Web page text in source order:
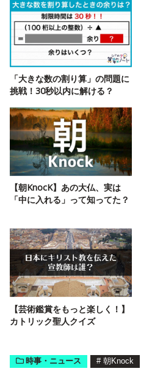
「大きな数の割り算」の問題に
挑戦！30秒以内に解ける？
【朝KnocK】あの大仏、実は
「中に入れる」って知ってた？
【芸術鑑賞をもっと楽しく！】
カトリック聖人クイズ
時事・ニュース # 朝Knock